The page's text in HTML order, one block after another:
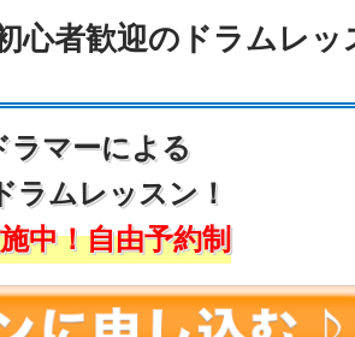
心者歓迎のドラムレッ
ラマーによる
ラムレッスン！
中！自由予約制